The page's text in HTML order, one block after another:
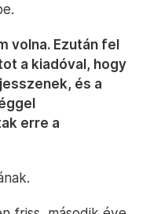
volna. Ezután fel
a kiadóval, hogy
és a
erre a